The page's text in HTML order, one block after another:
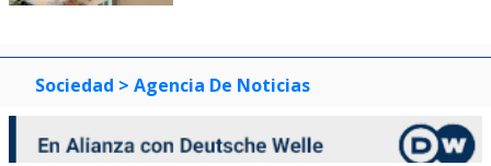
Sociedad > Agencia De Noticias